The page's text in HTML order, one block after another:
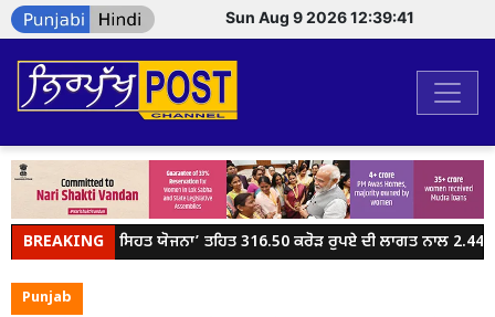
Sun Aug 9 2026 12:39:41
BREAKING
ਮੁੱਖ ਮੰਤਰੀ ਸਿਹਤ ਯੋਜਨਾ’ ਤਹਿਤ 316.50 ਕਰੋੜ ਰੁਪਏ ਦੀ ਲਾਗਤ ਨਾਲ
Punjab